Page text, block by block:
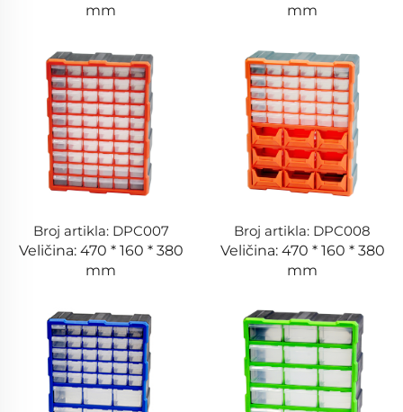
mm
mm
Broj artikla: DPC007
Veličina: 470 * 160 * 380
mm
Broj artikla: DPC008
Veličina: 470 * 160 * 380
mm